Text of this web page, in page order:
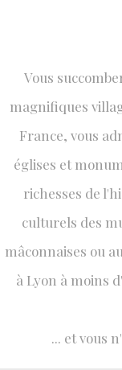
Vous
magnifiques
France, vous
églises et
richesses de
culturels des
mâconnaises ou
à Lyon à moins
... et vous